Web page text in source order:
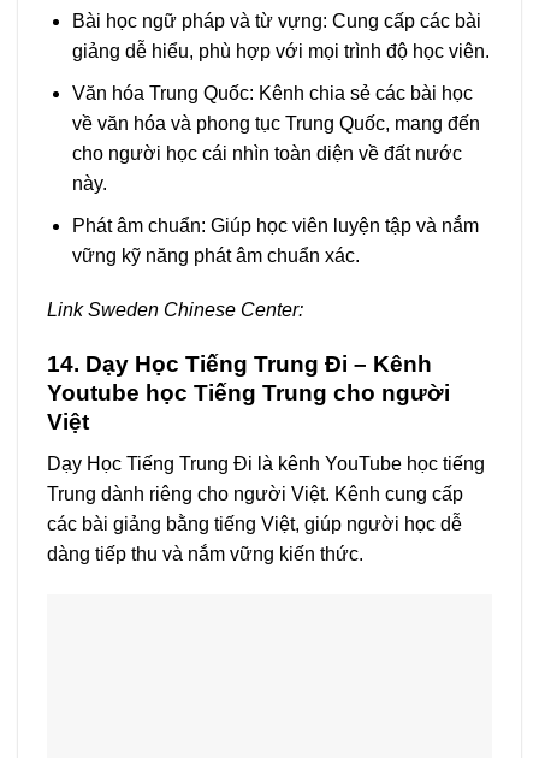
Bài học ngữ pháp và từ vựng: Cung cấp các bài
giảng dễ hiểu, phù hợp với mọi trình độ học viên.
Văn hóa Trung Quốc: Kênh chia sẻ các bài học
về văn hóa và phong tục Trung Quốc, mang đến
cho người học cái nhìn toàn diện về đất nước
này.
Phát âm chuẩn: Giúp học viên luyện tập và nắm
vững kỹ năng phát âm chuẩn xác.
Link Sweden Chinese Center:
14. Dạy Học Tiếng Trung Đi – Kênh
Youtube học Tiếng Trung cho người
Việt
Dạy Học Tiếng Trung Đi là kênh YouTube học tiếng
Trung dành riêng cho người Việt. Kênh cung cấp
các bài giảng bằng tiếng Việt, giúp người học dễ
dàng tiếp thu và nắm vững kiến thức.